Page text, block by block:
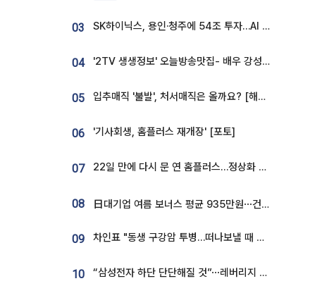
03 SK하이닉스, 용인·청주에 54조 투자…AI 메모리 생산기지 키운다
04 '2TV 생생정보' 오늘방송맛집- 배우 강성진 단골! 쌀국수ㆍ푸팟퐁 커리 맛집 '블○○○'
05 입추매직 '불발', 처서매직은 올까요? [해시태그]
06 '기사회생, 홈플러스 재개장' [포토]
07 22일 만에 다시 문 연 홈플러스…정상화 바쁜데 재고 없어 ‘발동동’[가보니]
08 日대기업 여름 보너스 평균 935만원⋯건설회사 1800만 넘어
09 차인표 "동생 구강암 투병…떠나보낼 때 가장 힘들었다”
10 “삼성전자 하단 단단해질 것”⋯레버리지 규제에 쏠림 완화 [찐코노미]